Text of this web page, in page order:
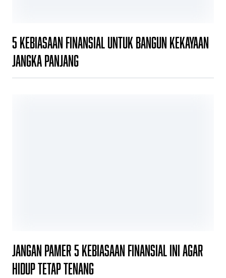
5 Kebiasaan Finansial untuk Bangun Kekayaan
Jangka Panjang
Jangan Pamer 5 Kebiasaan Finansial Ini agar
Hidup Tetap Tenang